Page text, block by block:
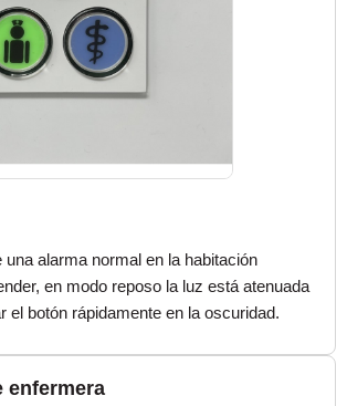
una alarma normal en la habitación
en modo reposo la luz está atenuada
el botón rápidamente en la oscuridad.
enfermera